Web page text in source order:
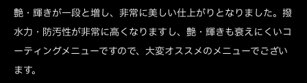
艶・輝きが一段と増し、非常に美しい仕上がりとなりました。撥
水力・防汚性が非常に高くなりますし、艶・輝きも衰えにくいコ
ーティングメニューですので、大変オススメのメニューでござい
ます。